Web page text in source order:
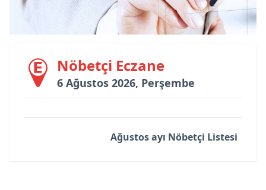
Nöbetçi Eczane
6 Ağustos 2026, Perşembe
Ağustos ayı Nöbetçi Listesi